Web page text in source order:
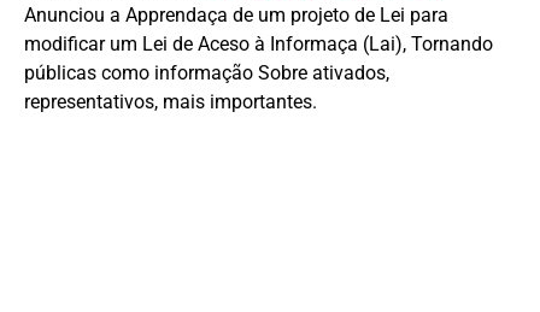
Anunciou a Apprendaça de um projeto de Lei para
modificar um Lei de Aceso à Informaça (Lai), Tornando
públicas como informação Sobre ativados,
representativos, mais importantes.